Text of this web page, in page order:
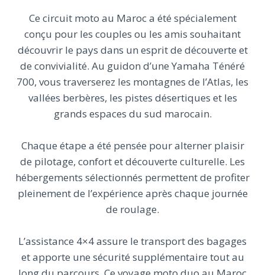
Ce circuit moto au Maroc a été spécialement
conçu pour les couples ou les amis souhaitant
découvrir le pays dans un esprit de découverte et
de convivialité. Au guidon d’une Yamaha Ténéré
700, vous traverserez les montagnes de l’Atlas, les
vallées berbères, les pistes désertiques et les
grands espaces du sud marocain.
Chaque étape a été pensée pour alterner plaisir
de pilotage, confort et découverte culturelle. Les
hébergements sélectionnés permettent de profiter
pleinement de l’expérience après chaque journée
de roulage.
L’assistance 4×4 assure le transport des bagages
et apporte une sécurité supplémentaire tout au